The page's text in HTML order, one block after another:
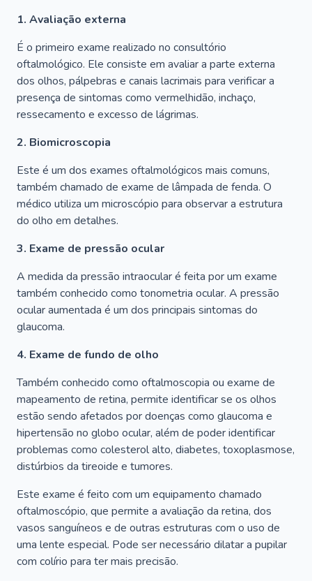
1. Avaliação externa
É o primeiro exame realizado no consultório
oftalmológico. Ele consiste em avaliar a parte externa
dos olhos, pálpebras e canais lacrimais para verificar a
presença de sintomas como vermelhidão, inchaço,
ressecamento e excesso de lágrimas.
2. Biomicroscopia
Este é um dos exames oftalmológicos mais comuns,
também chamado de exame de lâmpada de fenda. O
médico utiliza um microscópio para observar a estrutura
do olho em detalhes.
3. Exame de pressão ocular
A medida da pressão intraocular é feita por um exame
também conhecido como tonometria ocular. A pressão
ocular aumentada é um dos principais sintomas do
glaucoma.
4. Exame de fundo de olho
Também conhecido como oftalmoscopia ou exame de
mapeamento de retina, permite identificar se os olhos
estão sendo afetados por doenças como glaucoma e
hipertensão no globo ocular, além de poder identificar
problemas como colesterol alto, diabetes, toxoplasmose,
distúrbios da tireoide e tumores.
Este exame é feito com um equipamento chamado
oftalmoscópio, que permite a avaliação da retina, dos
vasos sanguíneos e de outras estruturas com o uso de
uma lente especial. Pode ser necessário dilatar a pupilar
com colírio para ter mais precisão.